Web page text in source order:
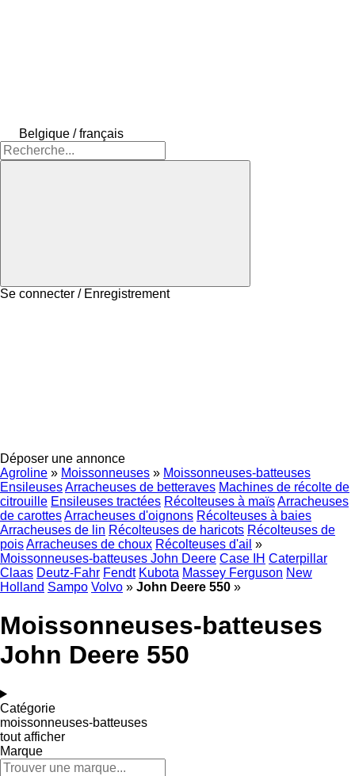
Belgique / français
Se connecter / Enregistrement
Déposer une annonce
Agroline » Moissonneuses » Moissonneuses-batteuses
EnsileusesArracheuses de betteraves Machines de récolte de
citrouille Ensileuses tractées Récolteuses à maïsArracheuses
de carottesArracheuses d'oignons Récolteuses à baies
Arracheuses de lin Récolteuses de haricots Récolteuses de
poisArracheuses de choux Récolteuses d'ail »
Moissonneuses-batteuses John Deere Case IH Caterpillar
Claas Deutz-Fahr Fendt Kubota Massey Ferguson New
Holland Sampo Volvo » John Deere 550 »
Moissonneuses-batteuses
John Deere 550
Catégorie
moissonneuses-batteuses
tout afficher
Marque